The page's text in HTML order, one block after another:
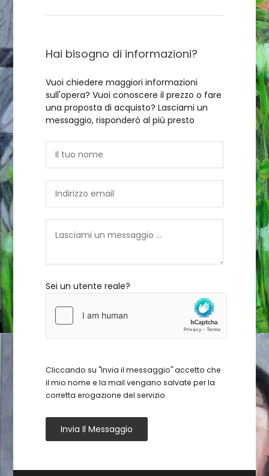
Hai bisogno di informazioni?
Vuoi chiedere maggiori informazioni
sull'opera? Vuoi conoscere il prezzo o fare
una proposta di acquisto? Lasciami un
messaggio, risponderò al più presto
Sei un utente reale?
Cliccando su "Invia il messaggio" accetto che
il mio nome e la mail vengano salvate per la
corretta erogazione del servizio
Invia Il Messaggio